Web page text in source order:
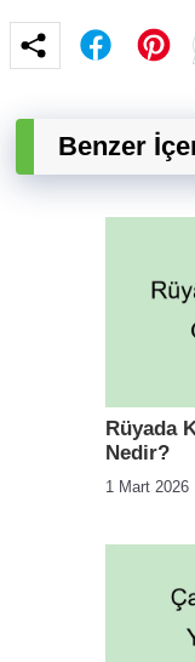
Benzer
Rüyada
Nedir?
1 Mart 2026